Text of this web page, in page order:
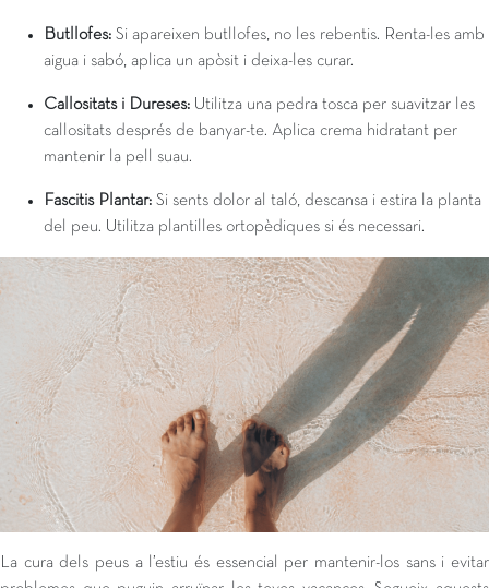
Butllofes: Si apareixen butllofes, no les rebentis. Renta-les amb
aigua i sabó, aplica un apòsit i deixa-les curar.
Callositats i Dureses: Utilitza una pedra tosca per suavitzar les
callositats després de banyar-te. Aplica crema hidratant per
mantenir la pell suau.
Fascitis Plantar: Si sents dolor al taló, descansa i estira la planta
del peu. Utilitza plantilles ortopèdiques si és necessari.
La cura dels peus a l’estiu és essencial per mantenir-los sans i evitar